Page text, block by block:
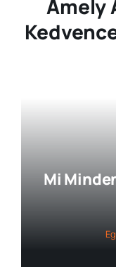
Amely
Mi